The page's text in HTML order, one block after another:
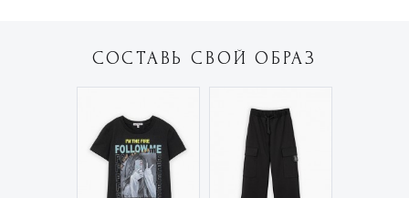
СОСТАВЬ СВОЙ ОБРАЗ